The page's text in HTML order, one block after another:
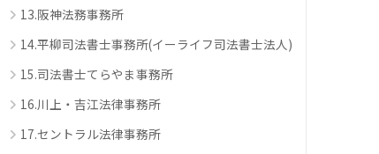
13.阪神法務事務所
14.平柳司法書士事務所(イーライフ司法書士法人)
15.司法書士てらやま事務所
16.川上・吉江法律事務所
17.セントラル法律事務所